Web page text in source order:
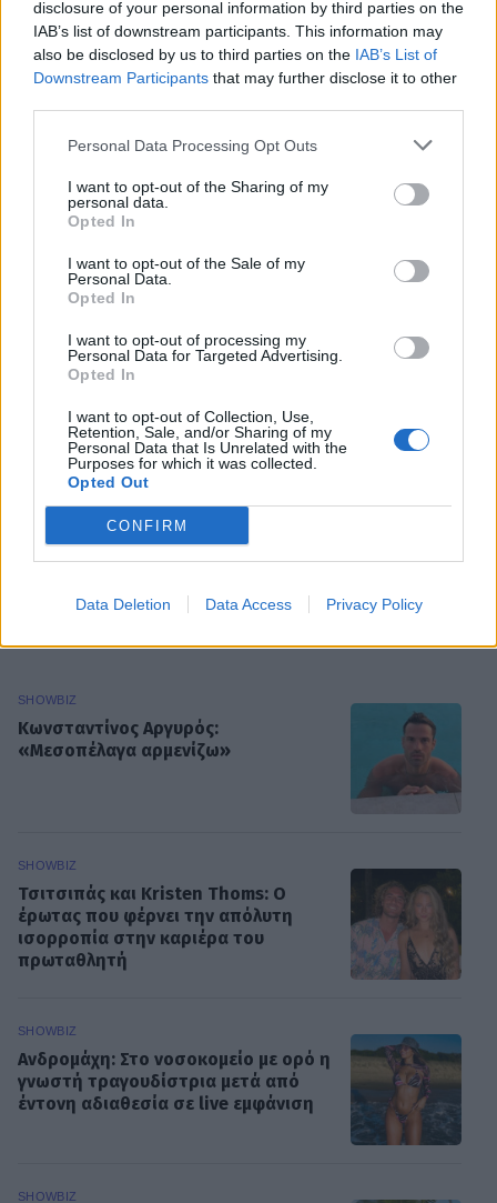
disclosure of your personal information by third parties on the
IAB’s list of downstream participants. This information may
also be disclosed by us to third parties on the IAB’s List of
Downstream Participants that may further disclose it to other
Personal Data Processing Opt Outs
I want to opt-out of the Sharing of my
personal data.
Opted In
I want to opt-out of the Sale of my
Personal Data.
Opted In
I want to opt-out of processing my
Personal Data for Targeted Advertising.
Opted In
I want to opt-out of Collection, Use,
Retention, Sale, and/or Sharing of my
Personal Data that Is Unrelated with the
Purposes for which it was collected.
Opted Out
CONFIRM
Data Deletion Data Access Privacy Policy
Φάρμα: Μπήκε με φόρα και προειδοποίησε
Φάρμα: «Εξερράγη» το Τwitter με τον παίκτη
που αποκάλεσε «κοντό» τον Λεωνίδα
«Ξεχάστε όσα ξέρατε!»: H Φάρμα επέστρεψε
& ο Κουτσόπουλος χτύπησε καμπανάκι με το
«καλησπέρα σας»
Λεωνίδας Κουτσόπουλος γιος
ΡΟΗ ΕΙΔΗΣΕΩΝ
SHOWBIZ
Κωνσταντίνος Αργυρός:
«Μεσοπέλαγα αρμενίζω»
SHOWBIZ
Τσιτσιπάς και Kristen Thoms: Ο
έρωτας που φέρνει την απόλυτη
ισορροπία στην καριέρα του
πρωταθλητή
SHOWBIZ
Ανδρομάχη: Στο νοσοκομείο με ορό η
γνωστή τραγουδίστρια μετά από
έντονη αδιαθεσία σε live εμφάνιση
SHOWBIZ